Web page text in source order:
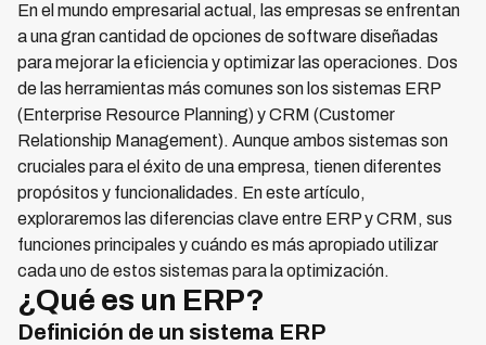
En el mundo empresarial actual, las empresas se enfrentan
a una gran cantidad de opciones de software diseñadas
para mejorar la eficiencia y optimizar las operaciones. Dos
de las herramientas más comunes son los sistemas ERP
(Enterprise Resource Planning) y CRM (Customer
Relationship Management). Aunque ambos sistemas son
cruciales para el éxito de una empresa, tienen diferentes
propósitos y funcionalidades. En este artículo,
exploraremos las diferencias clave entre ERP y CRM, sus
funciones principales y cuándo es más apropiado utilizar
cada uno de estos sistemas para la optimización.
¿Qué es un ERP?
Definición de un sistema ERP